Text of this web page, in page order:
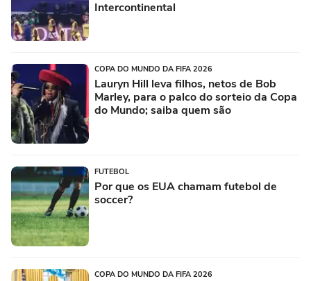
Intercontinental
COPA DO MUNDO DA FIFA 2026
Lauryn Hill leva filhos, netos de Bob
Marley, para o palco do sorteio da Copa
do Mundo; saiba quem são
FUTEBOL
Por que os EUA chamam futebol de
soccer?
COPA DO MUNDO DA FIFA 2026